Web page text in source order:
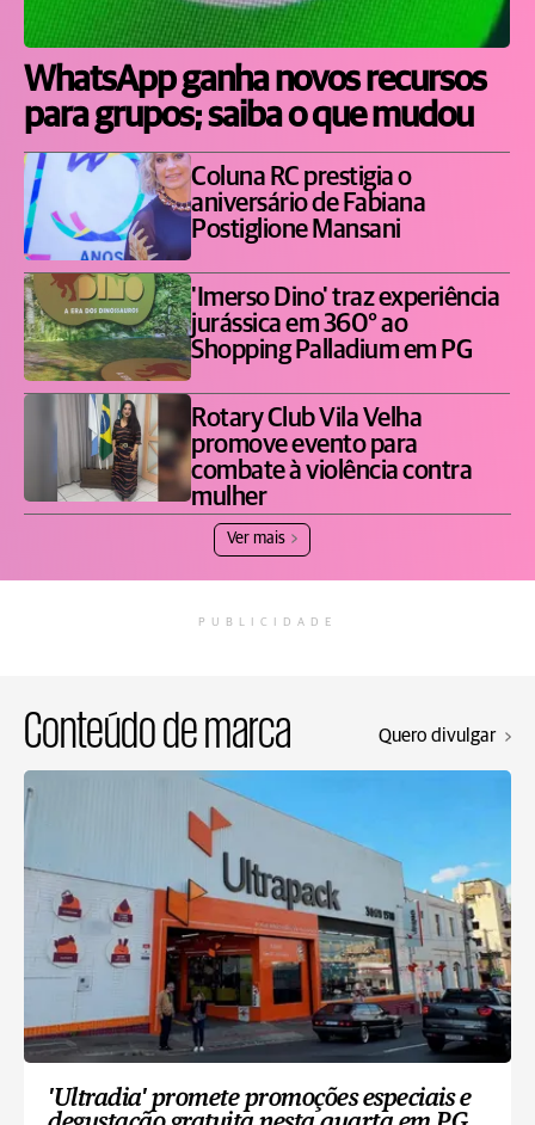
WhatsApp ganha novos recursos
para grupos; saiba o que mudou
Coluna RC prestigia o
aniversário de Fabiana
Postiglione Mansani
'Imerso Dino' traz experiência
jurássica em 360° ao
Shopping Palladium em PG
Rotary Club Vila Velha
promove evento para
combate à violência contra
mulher
Ver mais
PUBLICIDADE
Conteúdo de marca Quero divulgar
'Ultradia' promete promoções especiais e